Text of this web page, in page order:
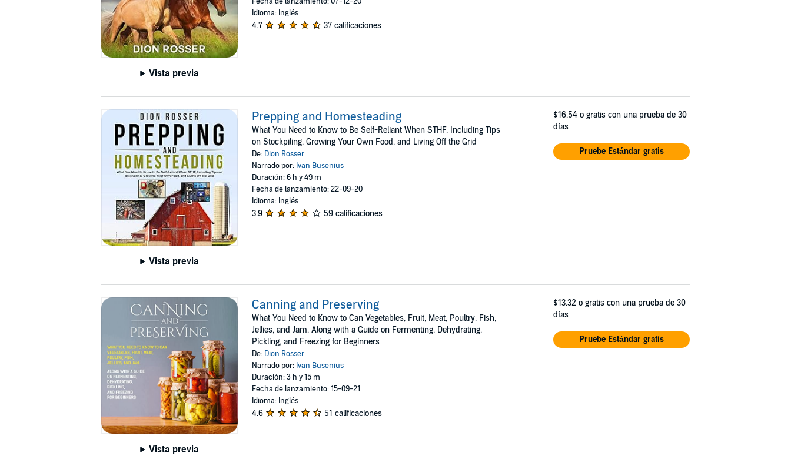
Vista previa
Idioma: Inglés
4.7 37 calificaciones
Vista previa
Prepping and Homesteading
What You Need to Know to Be Self-Reliant When STHF, Including Tips
on Stockpiling, Growing Your Own Food, and Living Off the Grid
De: Dion Rosser
Narrado por: Ivan Busenius
Duración: 6 h y 49 m
Fecha de lanzamiento: 22-09-20
Idioma: Inglés
3.9 59 calificaciones
$16.54 o gratis con una prueba de 30
días
Pruebe Estándar gratis
Vista previa
Canning and Preserving
What You Need to Know to Can Vegetables, Fruit, Meat, Poultry, Fish,
Jellies, and Jam. Along with a Guide on Fermenting, Dehydrating,
Pickling, and Freezing for Beginners
De: Dion Rosser
Narrado por: Ivan Busenius
Duración: 3 h y 15 m
Fecha de lanzamiento: 15-09-21
Idioma: Inglés
4.6 51 calificaciones
$13.32 o gratis con una prueba de 30
días
Pruebe Estándar gratis